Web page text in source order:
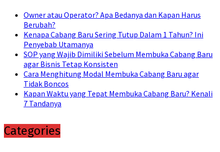
Owner atau Operator? Apa Bedanya dan Kapan Harus
Berubah?
Kenapa Cabang Baru Sering Tutup Dalam 1 Tahun? Ini
Penyebab Utamanya
SOP yang Wajib Dimiliki Sebelum Membuka Cabang Baru
agar Bisnis Tetap Konsisten
Cara Menghitung Modal Membuka Cabang Baru agar
Tidak Boncos
Kapan Waktu yang Tepat Membuka Cabang Baru? Kenali
7 Tandanya
Categories